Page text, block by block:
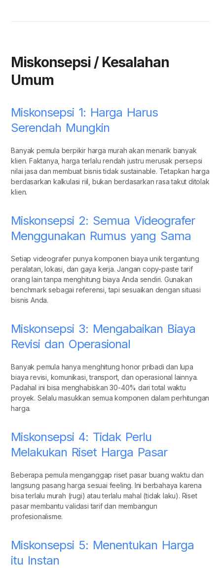
Miskonsepsi / Kesalahan
Umum
Miskonsepsi 1: Harga Harus
Serendah Mungkin
Banyak pemula berpikir harga murah akan menarik banyak
klien. Faktanya, harga terlalu rendah justru merusak persepsi
nilai jasa dan membuat bisnis tidak sustainable. Tetapkan harga
berdasarkan kalkulasi riil, bukan berdasarkan rasa takut ditolak
klien.
Miskonsepsi 2: Semua Videografer
Menggunakan Rumus yang Sama
Setiap videografer punya komponen biaya unik tergantung
peralatan, lokasi, dan gaya kerja. Jangan copy-paste tarif
orang lain tanpa menghitung biaya Anda sendiri. Gunakan
benchmark sebagai referensi, tapi sesuaikan dengan situasi
bisnis Anda.
Miskonsepsi 3: Mengabaikan Biaya
Revisi dan Operasional
Banyak pemula hanya menghitung honor pribadi dan lupa
biaya revisi, komunikasi, transport, dan operasional lainnya.
Padahal ini bisa menghabiskan 30-40% dari total waktu
proyek. Selalu masukkan semua komponen dalam perhitungan
harga.
Miskonsepsi 4: Tidak Perlu
Melakukan Riset Harga Pasar
Beberapa pemula menganggap riset pasar buang waktu dan
langsung pasang harga sesuai feeling. Ini berbahaya karena
bisa terlalu murah (rugi) atau terlalu mahal (tidak laku). Riset
pasar membantu validasi tarif dan membangun
profesionalisme.
Miskonsepsi 5: Menentukan Harga
itu Instan